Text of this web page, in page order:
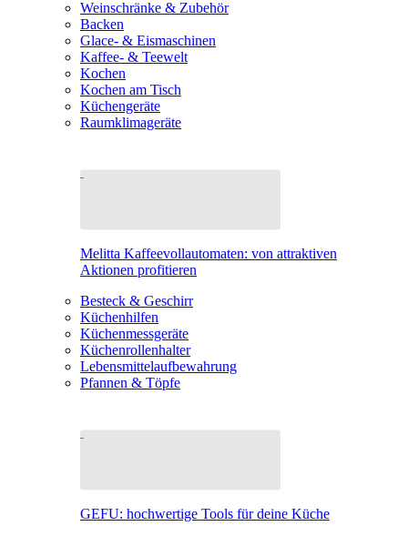
Weinschränke & Zubehör
Backen
Glace- & Eismaschinen
Kaffee- & Teewelt
Kochen
Kochen am Tisch
Küchengeräte
Raumklimageräte
Melitta Kaffeevollautomaten: von attraktiven
Aktionen profitieren
Besteck & Geschirr
Küchenhilfen
Küchenmessgeräte
Küchenrollenhalter
Lebensmittelaufbewahrung
Pfannen & Töpfe
GEFU: hochwertige Tools für deine Küche